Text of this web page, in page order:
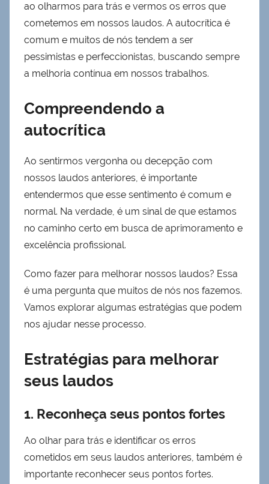
ao olharmos para trás e vermos os erros que
cometemos em nossos laudos. A autocrítica é
comum e muitos de nós tendem a ser
pessimistas e perfeccionistas, buscando sempre
a melhoria contínua em nossos trabalhos.
Compreendendo a
autocrítica
Ao sentirmos vergonha ou decepção com
nossos laudos anteriores, é importante
entendermos que esse sentimento é comum e
normal. Na verdade, é um sinal de que estamos
no caminho certo em busca de aprimoramento e
excelência profissional.
Como fazer para melhorar nossos laudos? Essa
é uma pergunta que muitos de nós nos fazemos.
Vamos explorar algumas estratégias que podem
nos ajudar nesse processo.
Estratégias para melhorar
seus laudos
1. Reconheça seus pontos fortes
Ao olhar para trás e identificar os erros
cometidos em seus laudos anteriores, também é
importante reconhecer seus pontos fortes.